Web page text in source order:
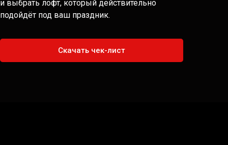
и выбрать лофт, который действительно
подойдёт под ваш праздник.
Скачать чек-лист